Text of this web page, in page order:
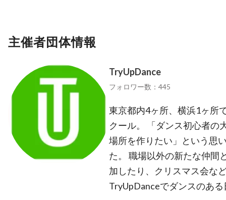
主催者団体情報
TryUpDance
フォロワー数：445
東京都内4ヶ所、横浜1ヶ所
クール。 「ダンス初心者の
場所を作りたい」という思
た。 職場以外の新たな仲間
加したり、クリスマス会な
TryUpDanceでダンスのあ